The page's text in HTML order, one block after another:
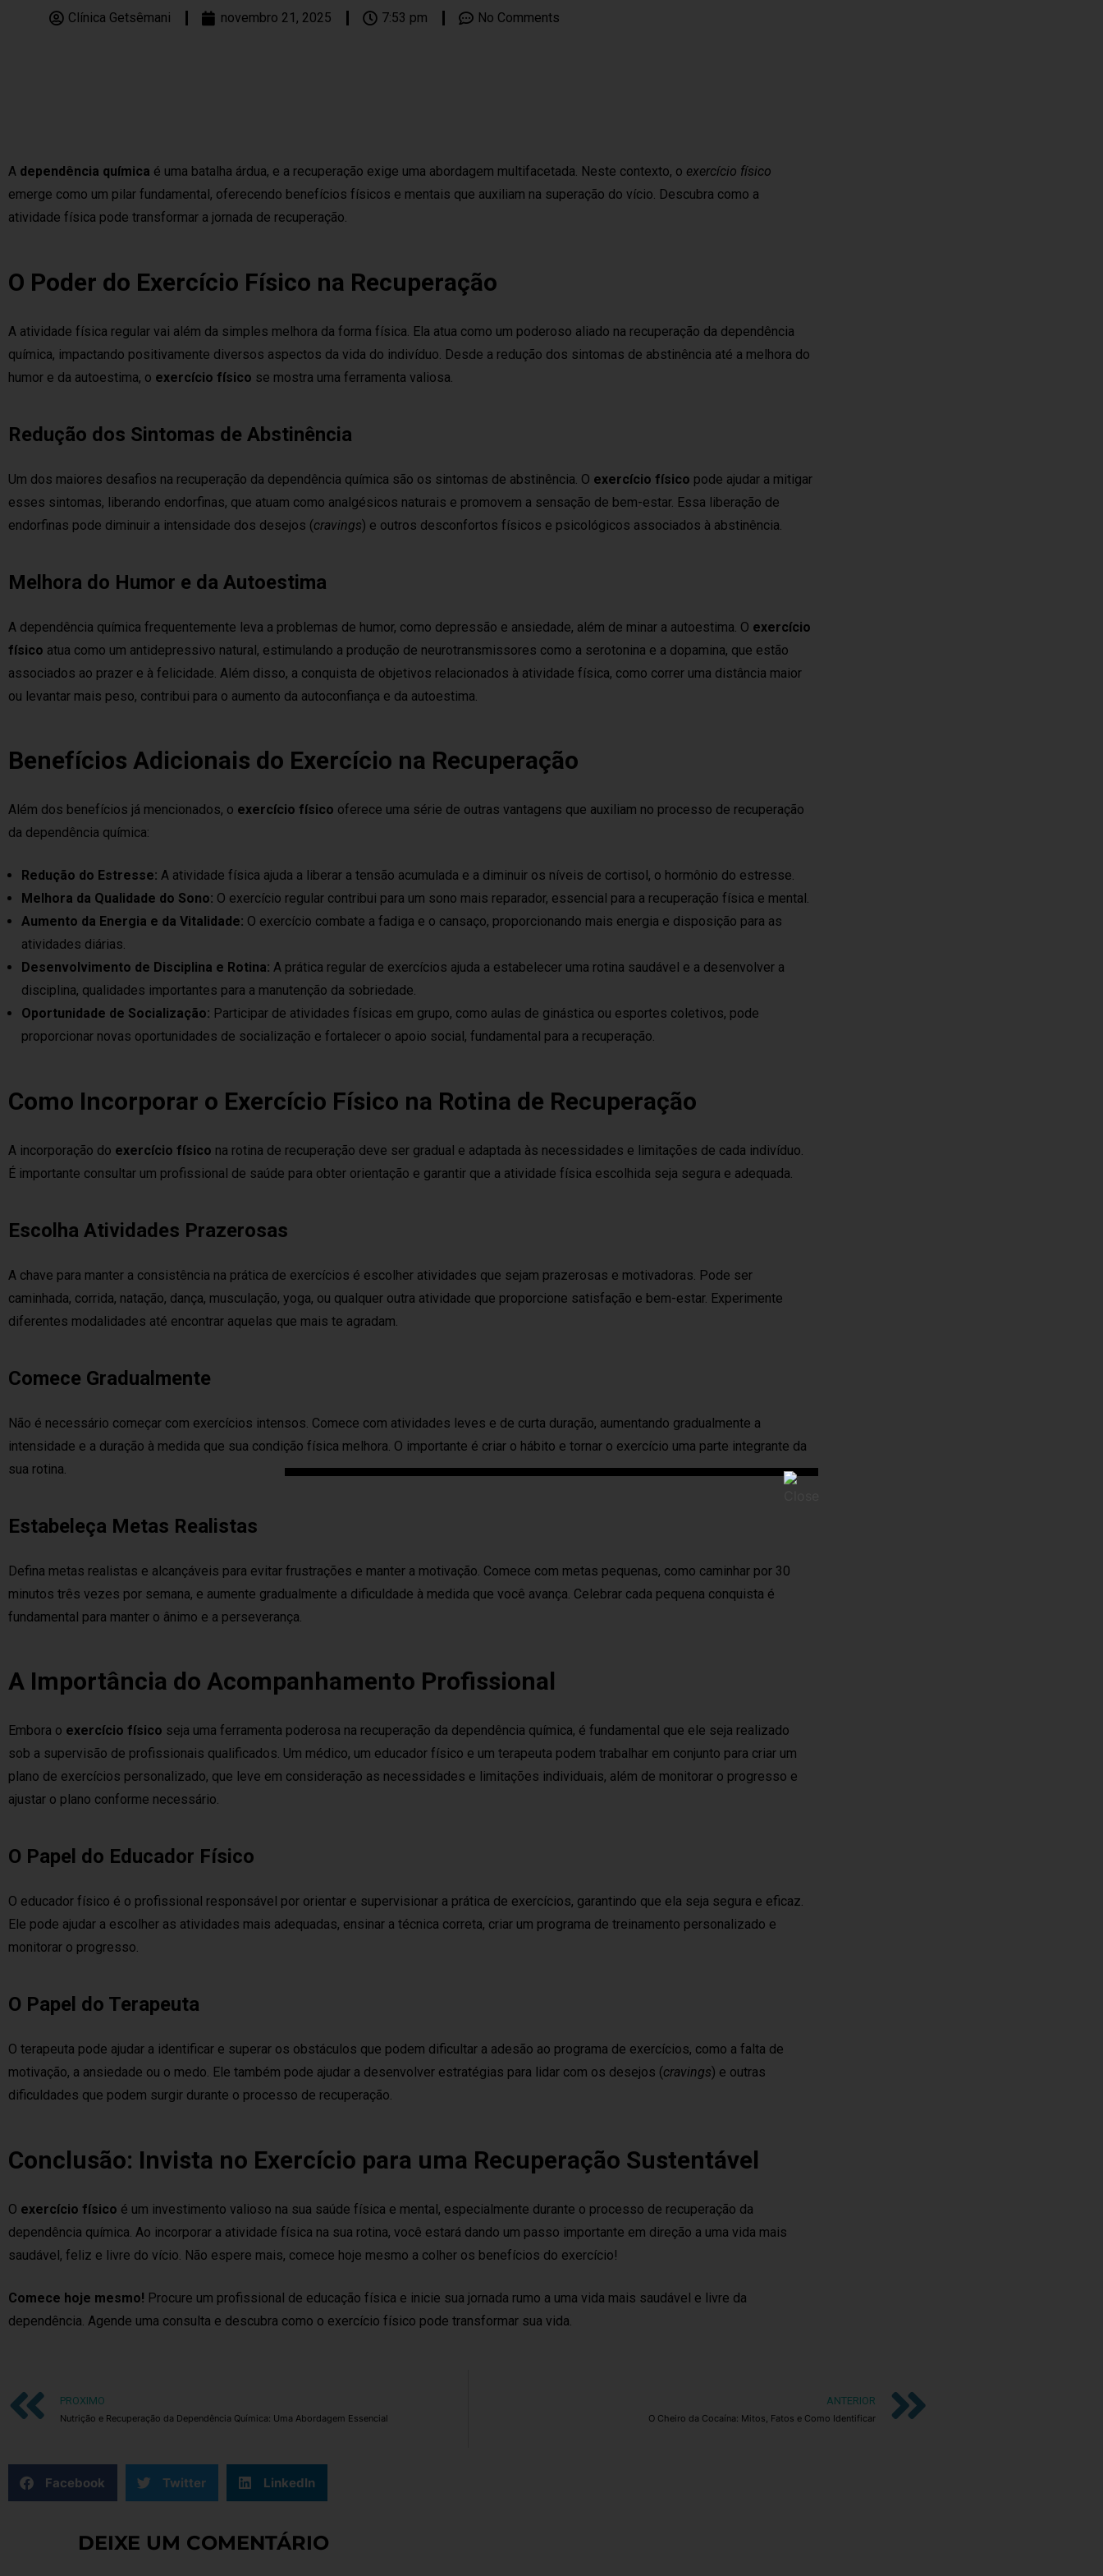
Clínica Getsêmani novembro 21, 2025 7:53 pm No Comments
A dependência química é uma batalha árdua, e a recuperação exige uma abordagem multifacetada. Neste contexto, o exercício físico
emerge como um pilar fundamental, oferecendo benefícios físicos e mentais que auxiliam na superação do vício. Descubra como a
atividade física pode transformar a jornada de recuperação.
O Poder do Exercício Físico na Recuperação
A atividade física regular vai além da simples melhora da forma física. Ela atua como um poderoso aliado na recuperação da dependência
química, impactando positivamente diversos aspectos da vida do indivíduo. Desde a redução dos sintomas de abstinência até a melhora do
humor e da autoestima, o exercício físico se mostra uma ferramenta valiosa.
Redução dos Sintomas de Abstinência
Um dos maiores desafios na recuperação da dependência química são os sintomas de abstinência. O exercício físico pode ajudar a mitigar
esses sintomas, liberando endorfinas, que atuam como analgésicos naturais e promovem a sensação de bem-estar. Essa liberação de
endorfinas pode diminuir a intensidade dos desejos (cravings) e outros desconfortos físicos e psicológicos associados à abstinência.
Melhora do Humor e da Autoestima
A dependência química frequentemente leva a problemas de humor, como depressão e ansiedade, além de minar a autoestima. O exercício
físico atua como um antidepressivo natural, estimulando a produção de neurotransmissores como a serotonina e a dopamina, que estão
associados ao prazer e à felicidade. Além disso, a conquista de objetivos relacionados à atividade física, como correr uma distância maior
ou levantar mais peso, contribui para o aumento da autoconfiança e da autoestima.
Benefícios Adicionais do Exercício na Recuperação
Além dos benefícios já mencionados, o exercício físico oferece uma série de outras vantagens que auxiliam no processo de recuperação
da dependência química:
Redução do Estresse: A atividade física ajuda a liberar a tensão acumulada e a diminuir os níveis de cortisol, o hormônio do estresse.
Melhora da Qualidade do Sono: O exercício regular contribui para um sono mais reparador, essencial para a recuperação física e mental.
Aumento da Energia e da Vitalidade: O exercício combate a fadiga e o cansaço, proporcionando mais energia e disposição para as
atividades diárias.
Desenvolvimento de Disciplina e Rotina: A prática regular de exercícios ajuda a estabelecer uma rotina saudável e a desenvolver a
disciplina, qualidades importantes para a manutenção da sobriedade.
Oportunidade de Socialização: Participar de atividades físicas em grupo, como aulas de ginástica ou esportes coletivos, pode
proporcionar novas oportunidades de socialização e fortalecer o apoio social, fundamental para a recuperação.
Como Incorporar o Exercício Físico na Rotina de Recuperação
A incorporação do exercício físico na rotina de recuperação deve ser gradual e adaptada às necessidades e limitações de cada indivíduo.
É importante consultar um profissional de saúde para obter orientação e garantir que a atividade física escolhida seja segura e adequada.
Escolha Atividades Prazerosas
A chave para manter a consistência na prática de exercícios é escolher atividades que sejam prazerosas e motivadoras. Pode ser
caminhada, corrida, natação, dança, musculação, yoga, ou qualquer outra atividade que proporcione satisfação e bem-estar. Experimente
diferentes modalidades até encontrar aquelas que mais te agradam.
Comece Gradualmente
Não é necessário começar com exercícios intensos. Comece com atividades leves e de curta duração, aumentando gradualmente a
intensidade e a duração à medida que sua condição física melhora. O importante é criar o hábito e tornar o exercício uma parte integrante da
sua rotina.
Estabeleça Metas Realistas
Defina metas realistas e alcançáveis para evitar frustrações e manter a motivação. Comece com metas pequenas, como caminhar por 30
minutos três vezes por semana, e aumente gradualmente a dificuldade à medida que você avança. Celebrar cada pequena conquista é
fundamental para manter o ânimo e a perseverança.
A Importância do Acompanhamento Profissional
Embora o exercício físico seja uma ferramenta poderosa na recuperação da dependência química, é fundamental que ele seja realizado
sob a supervisão de profissionais qualificados. Um médico, um educador físico e um terapeuta podem trabalhar em conjunto para criar um
plano de exercícios personalizado, que leve em consideração as necessidades e limitações individuais, além de monitorar o progresso e
ajustar o plano conforme necessário.
O Papel do Educador Físico
O educador físico é o profissional responsável por orientar e supervisionar a prática de exercícios, garantindo que ela seja segura e eficaz.
Ele pode ajudar a escolher as atividades mais adequadas, ensinar a técnica correta, criar um programa de treinamento personalizado e
monitorar o progresso.
O Papel do Terapeuta
O terapeuta pode ajudar a identificar e superar os obstáculos que podem dificultar a adesão ao programa de exercícios, como a falta de
motivação, a ansiedade ou o medo. Ele também pode ajudar a desenvolver estratégias para lidar com os desejos (cravings) e outras
dificuldades que podem surgir durante o processo de recuperação.
Conclusão: Invista no Exercício para uma Recuperação Sustentável
O exercício físico é um investimento valioso na sua saúde física e mental, especialmente durante o processo de recuperação da
dependência química. Ao incorporar a atividade física na sua rotina, você estará dando um passo importante em direção a uma vida mais
saudável, feliz e livre do vício. Não espere mais, comece hoje mesmo a colher os benefícios do exercício!
Comece hoje mesmo! Procure um profissional de educação física e inicie sua jornada rumo a uma vida mais saudável e livre da
dependência. Agende uma consulta e descubra como o exercício físico pode transformar sua vida.
PROXIMO
Nutrição e Recuperação da Dependência Química: Uma Abordagem Essencial
ANTERIOR
O Cheiro da Cocaína: Mitos, Fatos e Como Identificar
Facebook Twitter LinkedIn
DEIXE UM COMENTÁRIO